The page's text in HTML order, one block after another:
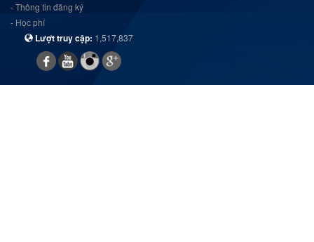
- Thông tin đăng ký
- Học phí
Lượt truy cập: 1,517,837